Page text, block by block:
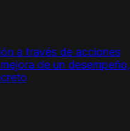
a través de acciones
de un desempeño,